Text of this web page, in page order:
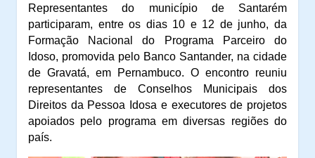
Representantes do município de Santarém
participaram, entre os dias 10 e 12 de junho, da
Formação Nacional do Programa Parceiro do
Idoso, promovida pelo Banco Santander, na cidade
de Gravatá, em Pernambuco. O encontro reuniu
representantes de Conselhos Municipais dos
Direitos da Pessoa Idosa e executores de projetos
apoiados pelo programa em diversas regiões do
país.